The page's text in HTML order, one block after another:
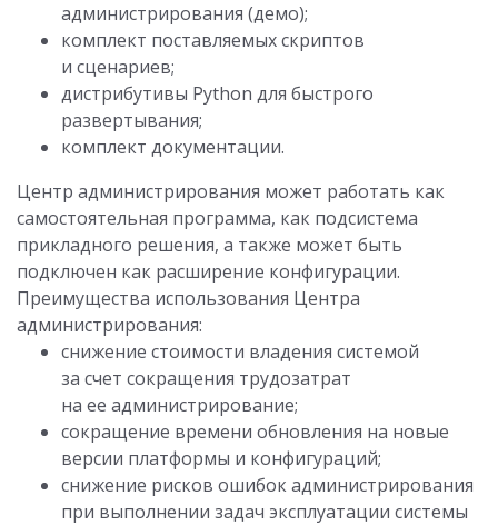
администрирования (демо);
комплект поставляемых скриптов
и сценариев;
дистрибутивы Python для быстрого
развертывания;
комплект документации.
Центр администрирования может работать как
самостоятельная программа, как подсистема
прикладного решения, а также может быть
подключен как расширение конфигурации.
Преимущества использования Центра
администрирования:
снижение стоимости владения системой
за счет сокращения трудозатрат
на ее администрирование;
сокращение времени обновления на новые
версии платформы и конфигураций;
снижение рисков ошибок администрирования
при выполнении задач эксплуатации системы